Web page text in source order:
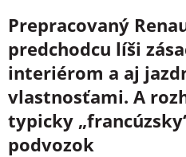
Prepracovaný
predchodcu líši
interiérom a aj
vlastnosťami. A
typicky
podvozok